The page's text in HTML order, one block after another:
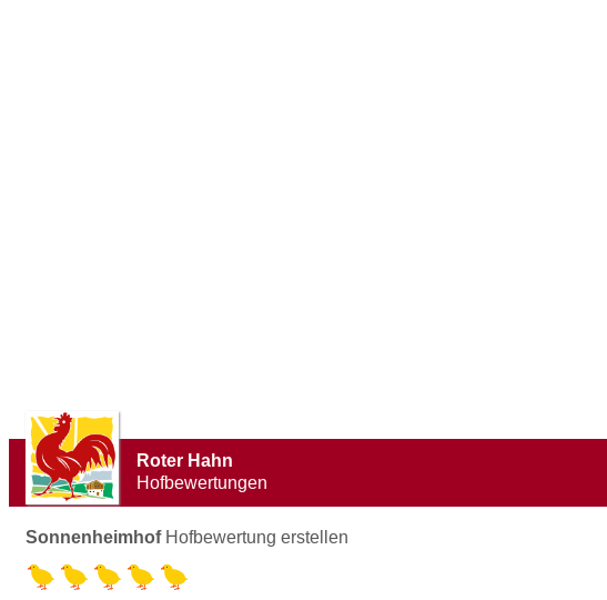
Roter Hahn
Hofbewertungen
Sonnenheimhof Hofbewertung erstellen